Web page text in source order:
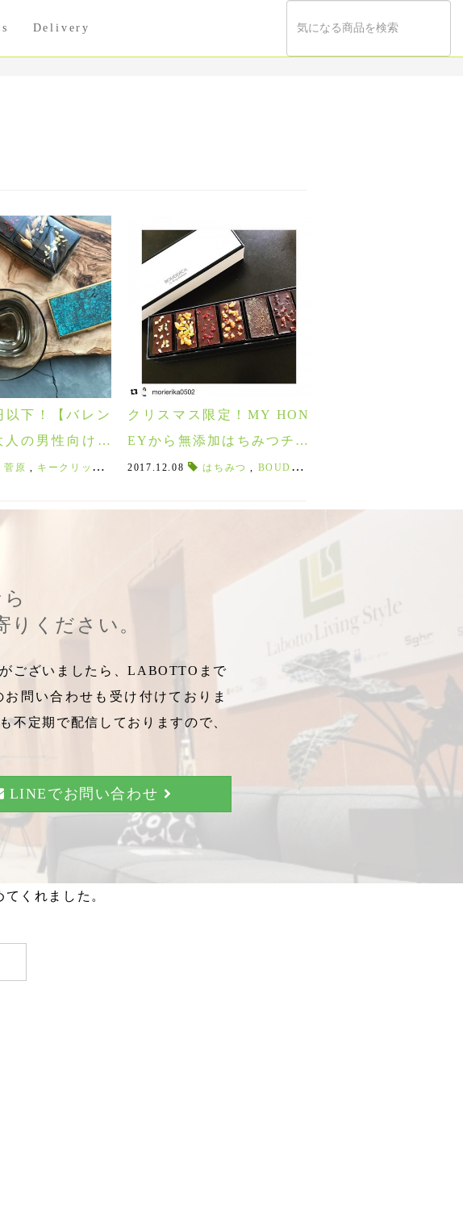
Delivery
レートドリンク, ハニータブレット , ホワイトチョコストロベリー
ート , ヘーゼルナッツ ,フランボワーズ , THESPOON, ボーディカ
以下！【バレン
人の男性向けプ
菅原 , キークリップ , ドリンクグラス, めがねハンガー, ロックグラス
クリスマス限定！MY HON
EYから無添加はちみつチョ
コレートが新登場！！
2017.12.08 はちみつ , BOUDDICA
ください。
ございましたら、LABOTTOまで
問い合わせも受け付けておりま
不定期で配信しておりますので、
LINEでお問い合わせ
くれました。